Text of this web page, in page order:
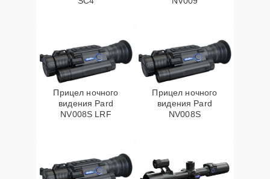
Прицел ночного
видения Pard
NV008S LRF
Прицел ночного
видения Pard
NV008S